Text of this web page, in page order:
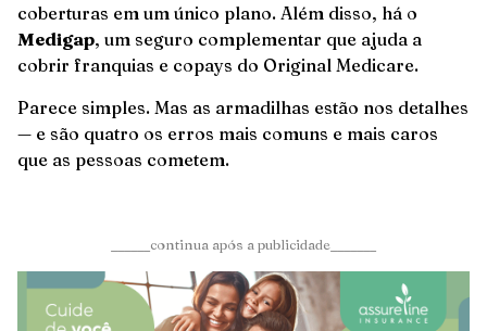
coberturas em um único plano. Além disso, há o
Medigap, um seguro complementar que ajuda a
cobrir franquias e copays do Original Medicare.
Parece simples. Mas as armadilhas estão nos detalhes
— e são quatro os erros mais comuns e mais caros
que as pessoas cometem.
______continua após a publicidade_______